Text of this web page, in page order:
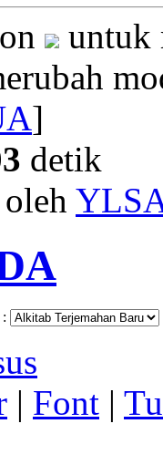
untuk
]
detik
| Font |